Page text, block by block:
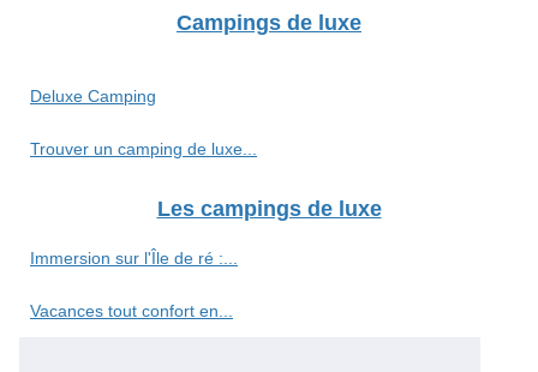
Campings de luxe
Deluxe Camping
Trouver un camping de luxe...
Les campings de luxe
Immersion sur l'Île de ré :...
Vacances tout confort en...